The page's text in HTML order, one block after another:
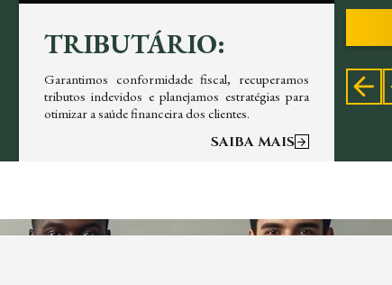
TRIBUTÁRIO:
Garantimos conformidade fiscal, recuperamos
tributos indevidos e planejamos estratégias para
otimizar a saúde financeira dos clientes.
SAIBA MAIS